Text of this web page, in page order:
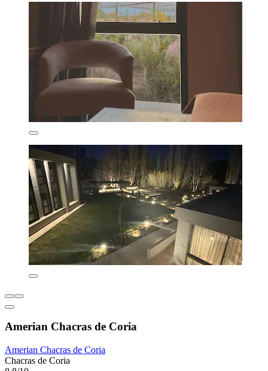
Amerian Chacras de Coria
Amerian Chacras de Coria
Chacras de Coria